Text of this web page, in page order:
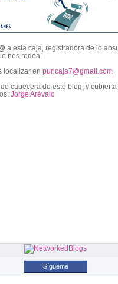
a esta caja, registradora de lo
nos rodea.
localizar en puricaja7@gmail.com
de cabecera de este blog, y cubierta
Jorge Arévalo
Sígueme